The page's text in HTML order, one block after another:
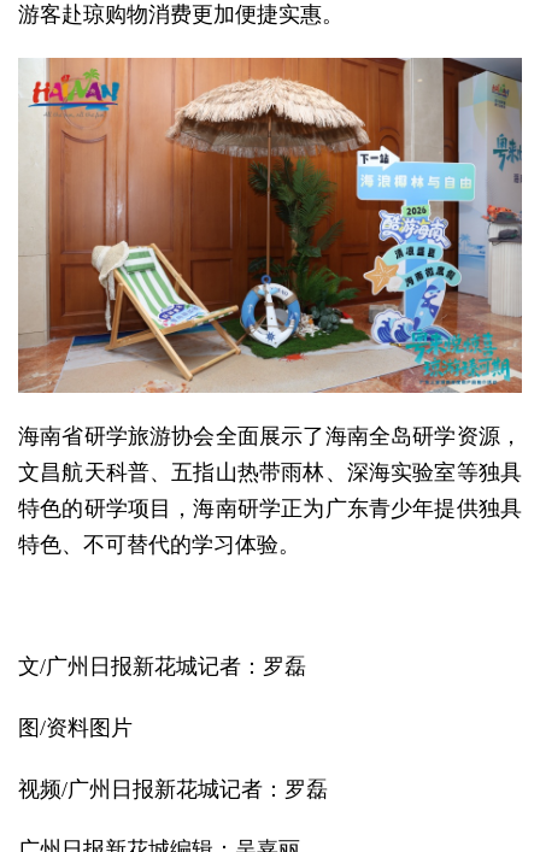
游客赴琼购物消费更加便捷实惠。
海南省研学旅游协会全面展示了海南全岛研学资源，
文昌航天科普、五指山热带雨林、深海实验室等独具
特色的研学项目，海南研学正为广东青少年提供独具
特色、不可替代的学习体验。
文/广州日报新花城记者：罗磊
图/资料图片
视频/广州日报新花城记者：罗磊